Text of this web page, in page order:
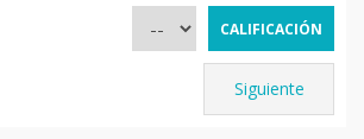
Siguiente